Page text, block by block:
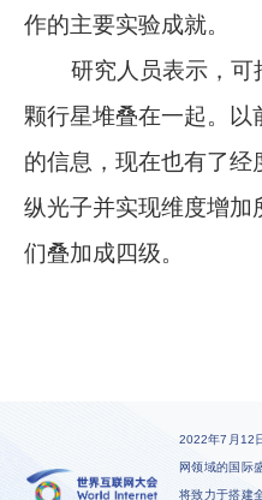
作的主要实验成就。
研究人员表示，可
颗行星堆叠在一起。以
的信息，现在也有了
纵光子并实现维度增加
们叠加成四级。
2022年7月12
网领域的国际
将致力于搭建